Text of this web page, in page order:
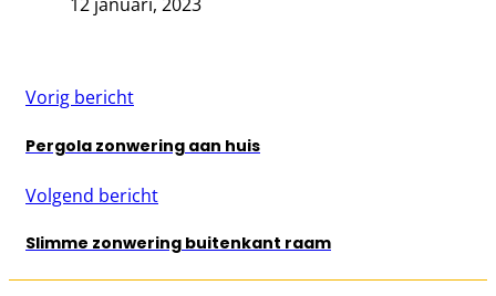
Vorig bericht
Pergola zonwering aan huis
Volgend bericht
Slimme zonwering buitenkant raam